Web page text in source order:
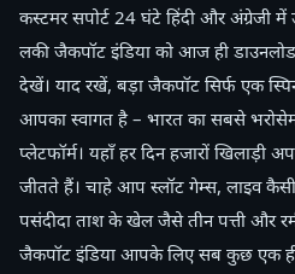
कस्टमर सपोर्ट 24 घंटे हिंदी और अंग्रेजी
लकी जैकपॉट इंडिया को आज ही
देखें। याद रखें, बड़ा जैकपॉट सिर्फ एक
आपका स्वागत है – भारत का सबसे
प्लेटफॉर्म। यहाँ हर दिन हजारों खिलाड़ी
जीतते हैं। चाहे आप स्लॉट गेम्स, लाइव
पसंदीदा ताश के खेल जैसे तीन पत्ती और
जैकपॉट इंडिया आपके लिए सब कुछ एक